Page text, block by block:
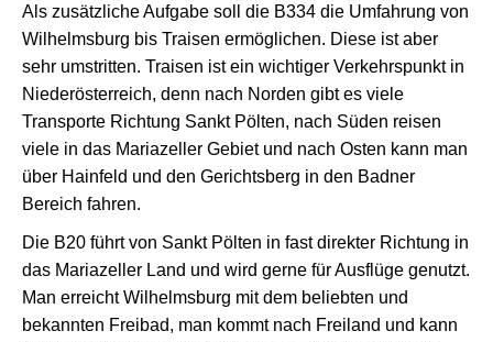
Als zusätzliche Aufgabe soll die B334 die Umfahrung von
Wilhelmsburg bis Traisen ermöglichen. Diese ist aber
sehr umstritten. Traisen ist ein wichtiger Verkehrspunkt in
Niederösterreich, denn nach Norden gibt es viele
Transporte Richtung Sankt Pölten, nach Süden reisen
viele in das Mariazeller Gebiet und nach Osten kann man
über Hainfeld und den Gerichtsberg in den Badner
Bereich fahren.
Die B20 führt von Sankt Pölten in fast direkter Richtung in
das Mariazeller Land und wird gerne für Ausflüge genutzt.
Man erreicht Wilhelmsburg mit dem beliebten und
bekannten Freibad, man kommt nach Freiland und kann